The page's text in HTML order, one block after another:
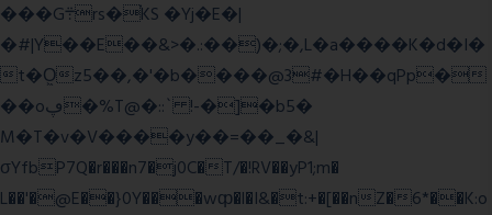
���G܊rs�֗KS �Yj�E�|
�#|Y��E��&>�.:��)�;�,L�a����K�d�I�
t�O͖z5��,�'�b����@3#�H��qPp�
��oڥ�%T@�::` !-�]�b5�
M�T�v�V����y��=��_�&|
σYfbP7Q�r���n7�j0C�T/�!RV��yP1;m�
L��'�@E��}0Y���wȹ�l�I&�t:+�[��nZ�6*��K:o